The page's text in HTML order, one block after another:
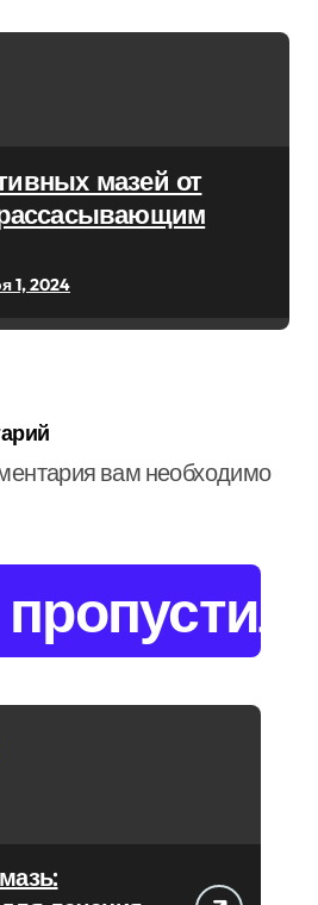
мазей от
1, 2024
вам необходимо